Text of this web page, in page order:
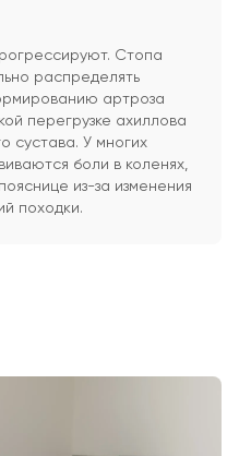
Стопа
распределять
артроза
перегрузке ахиллова
сустава. У многих
боли в коленях,
из-за изменения
походки.